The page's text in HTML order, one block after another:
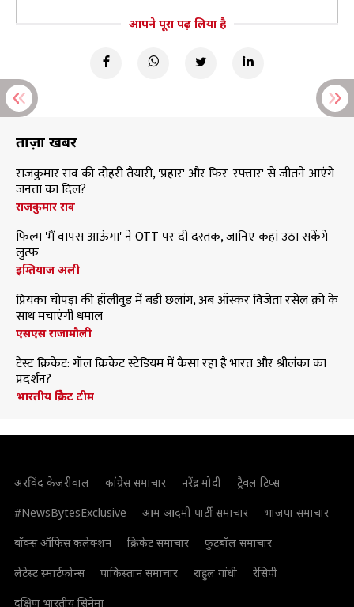
आपने पूरा पढ़ लिया है
ताज़ा खबरें
राजकुमार राव की दोहरी तैयारी, 'प्रहार' और फिर 'रफ्तार' से जीतने आएंगे
जनता का दिल?
राजकुमार राव
फिल्म 'मैं वापस आऊंगा' ने OTT पर दी दस्तक, जानिए कहां उठा सकेंगे
लुत्फ
इम्तियाज अली
प्रियंका चोपड़ा की हॉलीवुड में बड़ी छलांग, अब ऑस्कर विजेता रसेल क्रो के
साथ मचाएंगी धमाल
एसएस राजामौली
टेस्ट क्रिकेट: गॉल क्रिकेट स्टेडियम में कैसा रहा है भारत और श्रीलंका का
प्रदर्शन?
भारतीय क्रिकेट टीम
अरविंद केजरीवाल कांग्रेस समाचार नरेंद्र मोदी
ट्रैवल टिप्स
#NewsBytesExclusive
आम आदमी पार्टी समाचार
भाजपा समाचार
बॉक्स ऑफिस कलेक्शन
क्रिकेट समाचार
फुटबॉल समाचार
लेटेस्ट स्मार्टफोन्स
पाकिस्तान समाचार राहुल गांधी
रेसिपी
दक्षिण भारतीय सिनेमा